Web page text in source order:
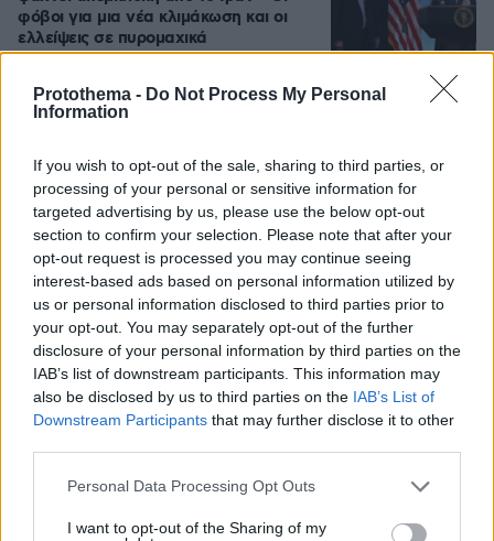
Protothema - Do Not Process My Personal
Information
If you wish to opt-out of the sale, sharing to third parties, or
processing of your personal or sensitive information for
targeted advertising by us, please use the below opt-out
section to confirm your selection. Please note that after your
opt-out request is processed you may continue seeing
interest-based ads based on personal information utilized by
us or personal information disclosed to third parties prior to
your opt-out. You may separately opt-out of the further
disclosure of your personal information by third parties on the
IAB’s list of downstream participants. This information may
also be disclosed by us to third parties on the IAB’s List of
Downstream Participants that may further disclose it to other
Please note that this website/app uses one or more Google
not limited to your visit or usage behaviour. You may click to
Personal Data Processing Opt Outs
I want to opt-out of the Sharing of my
φόβοι για μια νέα κλιμάκωση και οι
ελλείψεις σε πυρομαχικά
γράφουν στην Τουρκία: Θα παίρνει 30
εκατομμύρια τον χρόνο, προβλέπονται
έξοδα για κομμωτήρια και... χαρτί
υγείας
08.08.2026, 17:38 14
Συνετρίβη πυροσβεστικό ελικόπτερο
ενώ επιχειρούσε σε μεγάλη δασική
πυρκαγιά στη Γιούτα
08.08.2026, 09:34
Μαρία Εκμεκτσίογλου: Ζω καθημερινά